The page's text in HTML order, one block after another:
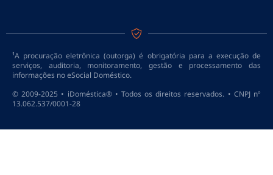
¹A procuração eletrônica (outorga) é obrigatória para a execução de
serviços, auditoria, monitoramento, gestão e processamento das
informações no eSocial Doméstico.
© 2009-2025 • iDoméstica® • Todos os direitos reservados. • CNPJ nº
13.062.537/0001-28